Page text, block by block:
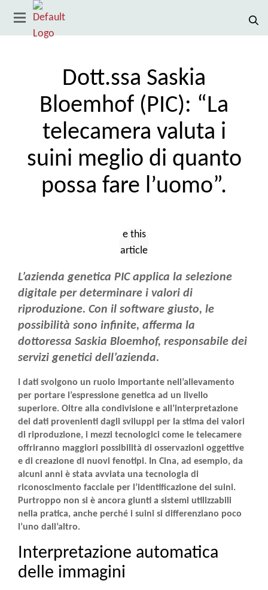
Dott.ssa Saskia
Bloemhof (PIC): “La
telecamera valuta i
suini meglio di quanto
possa fare l’uomo”.
L’azienda genetica PIC applica la selezione
digitale per determinare i valori di
riproduzione. Con il software giusto, le
possibilità sono infinite, afferma la
dottoressa Saskia Bloemhof, responsabile dei
servizi genetici dell’azienda.
I dati svolgono un ruolo importante nell’allevamento
per portare l’espressione genetica ad un livello
superiore. Oltre alla condivisione e all’interpretazione
dei dati provenienti dagli sviluppi per la stima dei valori
di riproduzione, i mezzi tecnologici come le telecamere
offriranno maggiori possibilità di osservazioni oggettive
e di creazione di nuovi fenotipi. In Cina, ad esempio, da
alcuni anni è stata avviata una tecnologia di
riconoscimento facciale per l’identificazione dei suini.
Purtroppo non si è ancora giunti a sistemi utilizzabili
nella pratica, anche perché i suini si differenziano poco
l’uno dall’altro.
Interpretazione automatica
delle immagini